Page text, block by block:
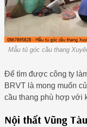
Mẫu tủ góc cầu thang
Để tìm được công ty
BRVT là mong muốn
cầu thang phù hợp với
Nội thất Vũng